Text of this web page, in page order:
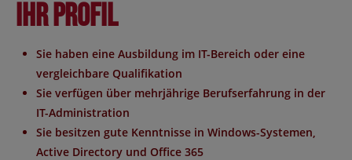
Ihr Profil
Sie haben eine Ausbildung im IT-Bereich oder eine
vergleichbare Qualifikation
Sie verfügen über mehrjährige Berufserfahrung in der
IT-Administration
Sie besitzen gute Kenntnisse in Windows-Systemen,
Active Directory und Office 365